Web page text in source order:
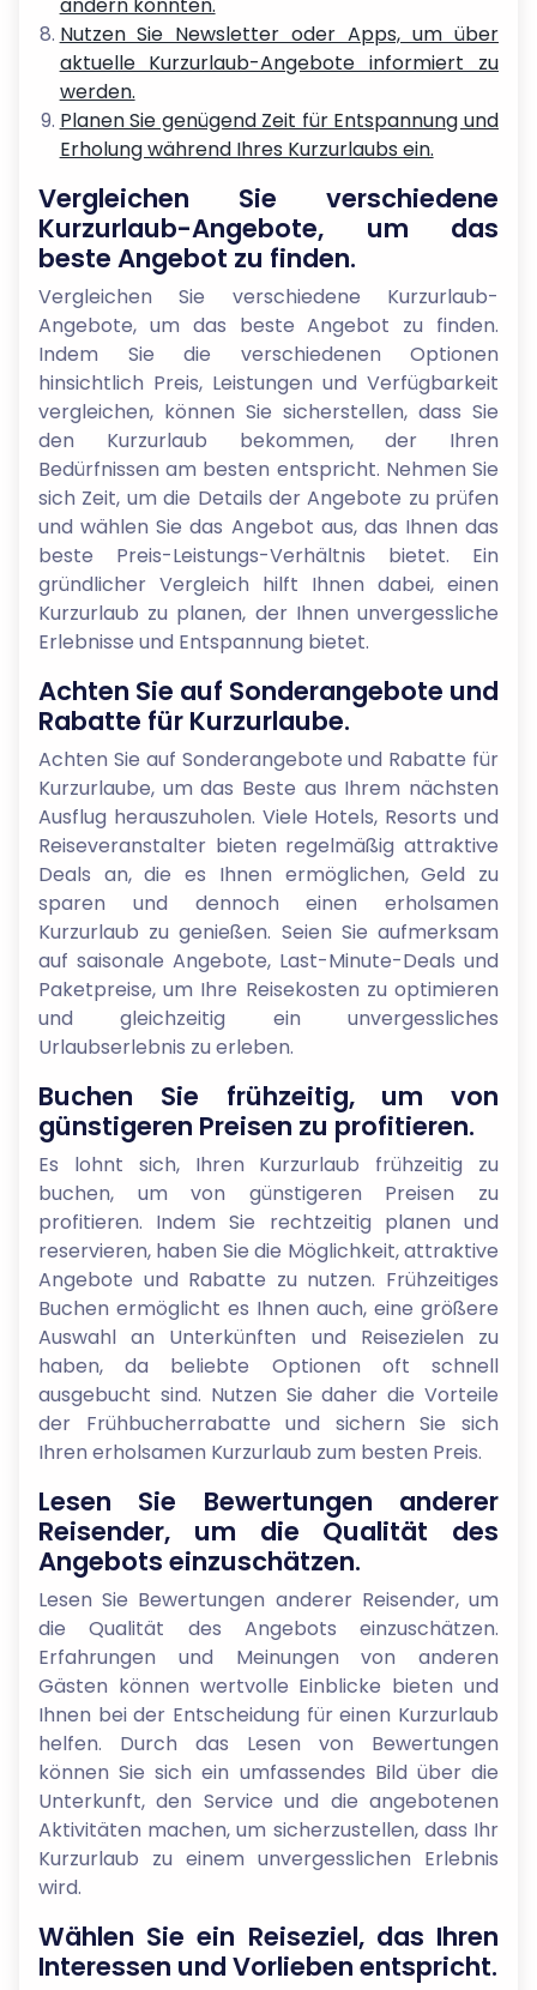
Nutzen Sie Newsletter oder Apps, um über
aktuelle Kurzurlaub-Angebote informiert zu
werden.
Planen Sie genügend Zeit für Entspannung und
Erholung während Ihres Kurzurlaubs ein.
Vergleichen Sie verschiedene
Kurzurlaub-Angebote, um das
beste Angebot zu finden.
Vergleichen Sie verschiedene Kurzurlaub-
Angebote, um das beste Angebot zu finden.
Indem Sie die verschiedenen Optionen
hinsichtlich Preis, Leistungen und Verfügbarkeit
vergleichen, können Sie sicherstellen, dass Sie
den Kurzurlaub bekommen, der Ihren
Bedürfnissen am besten entspricht. Nehmen Sie
sich Zeit, um die Details der Angebote zu prüfen
und wählen Sie das Angebot aus, das Ihnen das
beste Preis-Leistungs-Verhältnis bietet. Ein
gründlicher Vergleich hilft Ihnen dabei, einen
Kurzurlaub zu planen, der Ihnen unvergessliche
Erlebnisse und Entspannung bietet.
Achten Sie auf Sonderangebote und
Rabatte für Kurzurlaube.
Achten Sie auf Sonderangebote und Rabatte für
Kurzurlaube, um das Beste aus Ihrem nächsten
Ausflug herauszuholen. Viele Hotels, Resorts und
Reiseveranstalter bieten regelmäßig attraktive
Deals an, die es Ihnen ermöglichen, Geld zu
sparen und dennoch einen erholsamen
Kurzurlaub zu genießen. Seien Sie aufmerksam
auf saisonale Angebote, Last-Minute-Deals und
Paketpreise, um Ihre Reisekosten zu optimieren
und gleichzeitig ein unvergessliches
Urlaubserlebnis zu erleben.
Buchen Sie frühzeitig, um von
günstigeren Preisen zu profitieren.
Es lohnt sich, Ihren Kurzurlaub frühzeitig zu
buchen, um von günstigeren Preisen zu
profitieren. Indem Sie rechtzeitig planen und
reservieren, haben Sie die Möglichkeit, attraktive
Angebote und Rabatte zu nutzen. Frühzeitiges
Buchen ermöglicht es Ihnen auch, eine größere
Auswahl an Unterkünften und Reisezielen zu
haben, da beliebte Optionen oft schnell
ausgebucht sind. Nutzen Sie daher die Vorteile
der Frühbucherrabatte und sichern Sie sich
Ihren erholsamen Kurzurlaub zum besten Preis.
Lesen Sie Bewertungen anderer
Reisender, um die Qualität des
Angebots einzuschätzen.
Lesen Sie Bewertungen anderer Reisender, um
die Qualität des Angebots einzuschätzen.
Erfahrungen und Meinungen von anderen
Gästen können wertvolle Einblicke bieten und
Ihnen bei der Entscheidung für einen Kurzurlaub
helfen. Durch das Lesen von Bewertungen
können Sie sich ein umfassendes Bild über die
Unterkunft, den Service und die angebotenen
Aktivitäten machen, um sicherzustellen, dass Ihr
Kurzurlaub zu einem unvergesslichen Erlebnis
wird.
Wählen Sie ein Reiseziel, das Ihren
Interessen und Vorlieben entspricht.